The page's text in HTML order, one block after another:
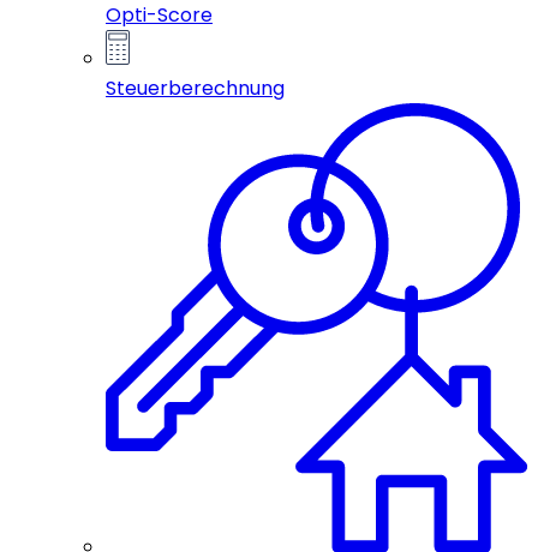
Opti-Score
Steuerberechnung